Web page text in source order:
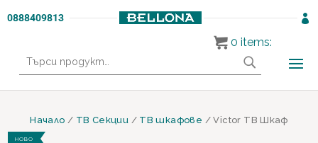
0888409813 
за:
Начало / ТВ Секции / ТВ шкафове / Victor ТВ Шкаф
НОВО
0 items: